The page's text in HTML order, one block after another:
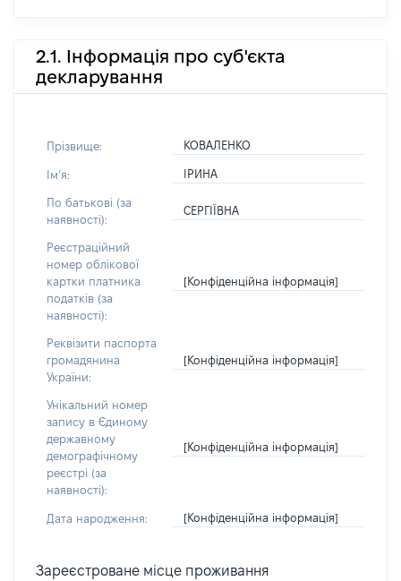
2.1. Інформація про суб'єкта
декларування
Прізвище: КОВАЛЕНКО
Імʼя: ІРИНА
По батькові (за
наявності):
СЕРГІЇВНА
Реєстраційний
номер облікової
картки платника
податків (за
наявності):
[Конфіденційна інформація]
Реквізити паспорта
громадянина
України:
[Конфіденційна інформація]
Унікальний номер
запису в Єдиному
державному
демографічному
реєстрі (за
наявності):
[Конфіденційна інформація]
Дата народження: [Конфіденційна інформація]
Зареєстроване місце проживання